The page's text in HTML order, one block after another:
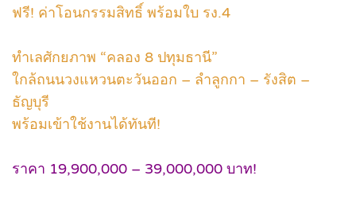
ฟรี! ค่าโอนกรรมสิทธิ์ พร้อมใบ รง.4
ทำเลศักยภาพ “คลอง 8 ปทุมธานี”
ใกล้ถนนวงแหวนตะวันออก – ลำลูกกา – รังสิต –
ธัญบุรี
พร้อมเข้าใช้งานได้ทันที!
ราคา 19,900,000 – 39,000,000 บาท!